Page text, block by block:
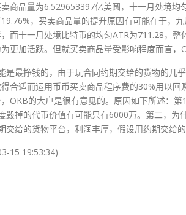
商品量为6.529653397亿美圆，十一月处境
，买卖商品量的提升原因有可能在于，
而十一月处境比特币的均匀ATR为711.28，
更加活跃。但就买卖商品量受影响程度而言，
是最挣钱的，由于玩合同约期交给的货物的几
合适而运用币币买卖商品程序费的30%用以回
OKB的大户是很有意见的。原因如下所述：
毁掉的代币价值有可能只有6000万。第二，为
交给的货物平台，利润丰厚，假设用约期交给
15 19:53:34)